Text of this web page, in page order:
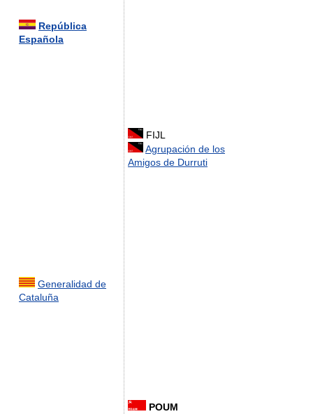
República
Española
Generalidad de
Cataluña
FIJL
Agrupación de los
Amigos de Durruti
POUM